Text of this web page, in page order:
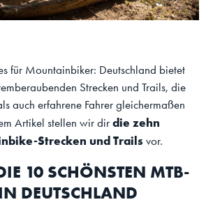
für Mountainbiker: Deutschland bietet
Strecken und Trails, die
auch erfahrene Fahrer gleichermaßen
Artikel stellen wir dir die zehn
Strecken und Trails vor.
10 SCHÖNSTEN MTB-
DEUTSCHLAND